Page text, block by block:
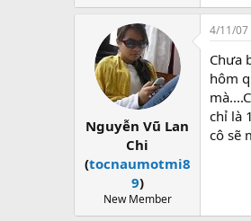
Nguyễn Vũ Lan
Chi
(tocnaumotmi8
9)
New Member
4/11/07
Chưa
hôm
chỉ là
cô sẽ